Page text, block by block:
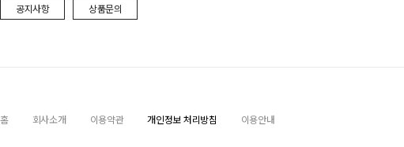
공지사항 상품문의
홈 회사소개 이용약관 개인정보 처리방침 이용안내